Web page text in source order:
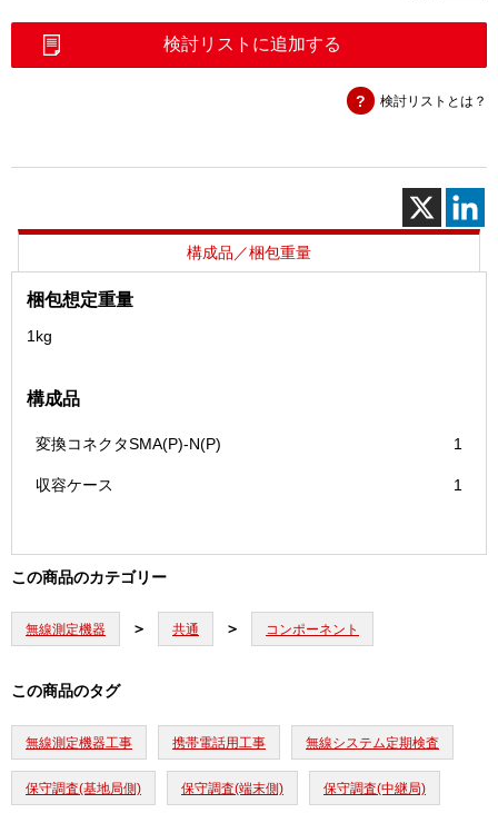
ネ
SMA(P)
－
N(P)
検討リストに追加する
検討リストとは？
構成品／梱包重量
梱包想定重量
1kg
構成品
変換コネクタSMA(P)-N(P) 1
収容ケース 1
この商品のカテゴリー
無線測定機器 共通 コンポーネント
この商品のタグ
無線測定機器工事 携帯電話用工事 無線システム定期検査
保守調査(基地局側) 保守調査(端末側) 保守調査(中継局)